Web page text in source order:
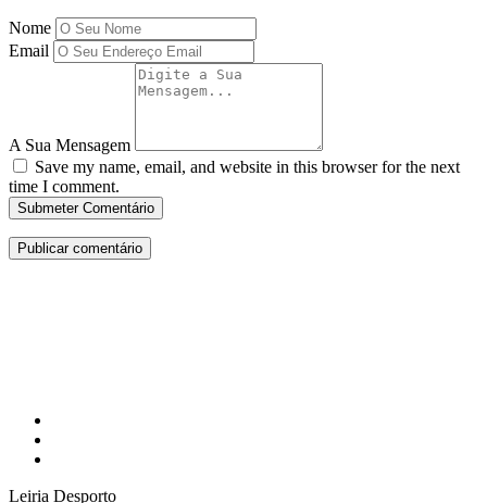
Nome
Email
A Sua Mensagem
Save my name, email, and website in this browser for the next
time I comment.
Submeter Comentário
Leiria Desporto